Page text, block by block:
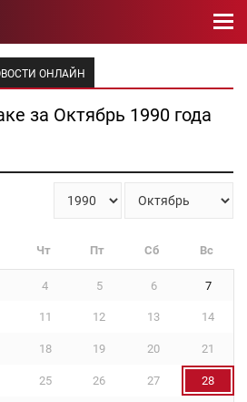
ОНЛАЙН
за Октябрь 1990 года
Чт Пт Сб Вс
4 5 6 7
11 12 13 14
18 19 20 21
25 26 27 28